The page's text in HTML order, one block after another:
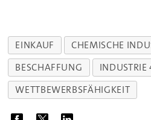
EINKAUF
CHEMISCHE
BESCHAFFUNG
INDUSTRIE
WETTBEWERBSFÄHIGKEIT